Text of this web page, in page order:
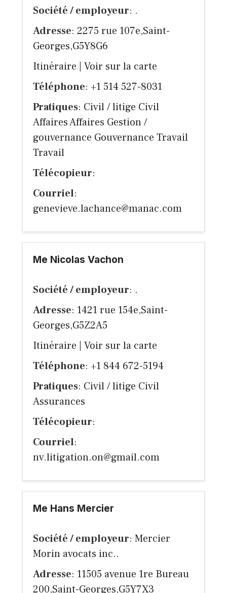
Société / employeur: .
Adresse: 2275 rue 107e,Saint-
Georges,G5Y8G6
Itinéraire
Voir sur la carte
Téléphone: +1 514 527-8031
Pratiques: Civil / litige Civil
Affaires Affaires Gestion /
gouvernance Gouvernance Travail
Travail
Télécopieur:
Courriel:
genevieve.lachance@manac.com
Me Nicolas Vachon
Société / employeur: .
Adresse: 1421 rue 154e,Saint-
Georges,G5Z2A5
Itinéraire
Voir sur la carte
Téléphone: +1 844 672-5194
Pratiques: Civil / litige Civil
Assurances
Télécopieur:
Courriel:
nv.litigation.on@gmail.com
Me Hans Mercier
Société / employeur: Mercier
Morin avocats inc..
Adresse: 11505 avenue 1re Bureau
200,Saint-Georges,G5Y7X3